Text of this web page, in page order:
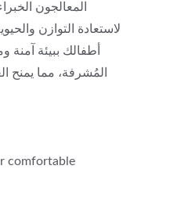
comfortable
المعالجون
لاستعادة التوازن
أطفالك ببيئة
المُشرفة، مما يمنح